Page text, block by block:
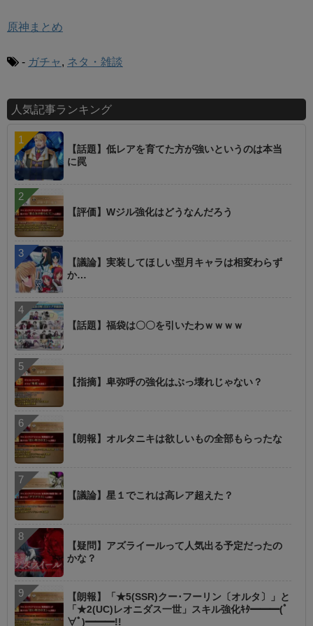
原神まとめ
- ガチャ , ネタ・雑談
人気記事ランキング
【話題】低レアを育てた方が強いというのは本当
に罠
【評価】Wジル強化はどうなんだろう
【議論】実装してほしい型月キャラは相変わらず
か…
【話題】福袋は〇〇を引いたわｗｗｗｗ
【指摘】卑弥呼の強化はぶっ壊れじゃない？
【朗報】オルタニキは欲しいもの全部もらったな
【議論】星１でこれは高レア超えた？
【疑問】アズライールって人気出る予定だったの
かな？
【朗報】「★5(SSR)クー･フーリン〔オルタ〕」と
「★2(UC)レオニダス一世」スキル強化ｷﾀ━━━(ﾟ
∀ﾟ)━━━!!